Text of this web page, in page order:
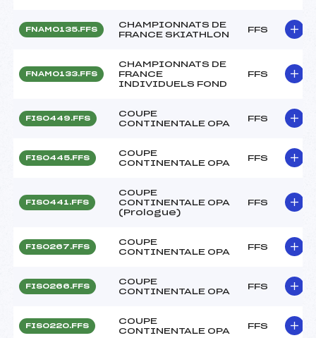
FNAM0135.FFS
CHAMPIONNATS DE
FRANCE SKIATHLON
FFS
FNAM0133.FFS
CHAMPIONNATS DE
FRANCE
INDIVIDUELS FOND
FFS
FIS0449.FFS
COUPE
CONTINENTALE OPA
FFS
FIS0445.FFS
COUPE
CONTINENTALE OPA
FFS
FIS0441.FFS
COUPE
CONTINENTALE OPA
(Prologue)
FFS
FIS0267.FFS
COUPE
CONTINENTALE OPA
FFS
FIS0266.FFS
COUPE
CONTINENTALE OPA
FFS
FIS0220.FFS
COUPE
CONTINENTALE OPA
FFS